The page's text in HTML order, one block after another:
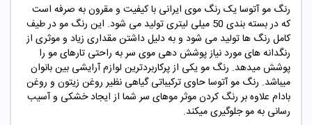
رنگ مو آتوسا یک رنگ موی ایرانی با کیفیت و مقرون به صرفه است
که در بسته بندی 50 میلی لیتری تولید می شود. این رنگ مو در طیف
کامل رنگ ها تولید می شود و به دلیل داشتن مقداری زیاد و موثری از
رنگدانه های مورد نیاز پوشش دهی موی سر به راحتی تارهای مو را
پوشش میدهد. رنگ مو یکی از پرکاربردترین لوازم آرایشی بین بانوان
میباشد. رنگ مو آتوسا حاوی ترکیباتی گیاهی نظیر روغن زیتون و روغن
بادام علاوه بر رنگ کردن موثر موهای سر شما از ایجاد خشکی و آسیب
رسانی به مو جلوگیری میکند.